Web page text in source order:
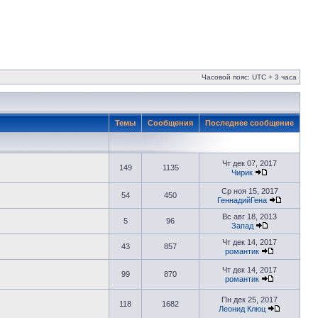
Часовой пояс: UTC + 3 часа
Темы Сообщения Последнее сообщение
149 1135
Чт дек 07, 2017
Чирик
54 450
Ср ноя 15, 2017
ГеннадийГена
5 96
Вс авг 18, 2013
Запад
43 857
Чт дек 14, 2017
романтик
99 870
Чт дек 14, 2017
романтик
118 1682
Пн дек 25, 2017
Леонид Клюц